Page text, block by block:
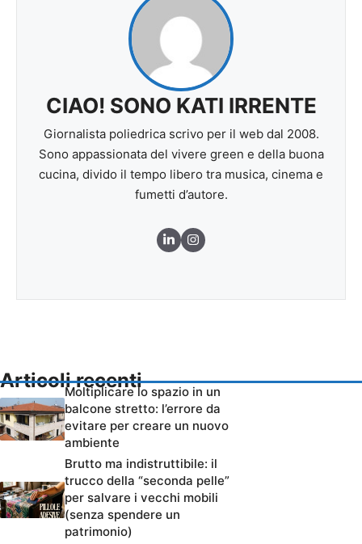
CIAO! SONO KATI IRRENTE
Giornalista poliedrica scrivo per il web dal 2008.
Sono appassionata del vivere green e della buona
cucina, divido il tempo libero tra musica, cinema e
fumetti d’autore.
Articoli recenti
Moltiplicare lo spazio in un
balcone stretto: l’errore da
evitare per creare un nuovo
ambiente
Brutto ma indistruttibile: il
trucco della “seconda pelle”
per salvare i vecchi mobili
(senza spendere un
patrimonio)